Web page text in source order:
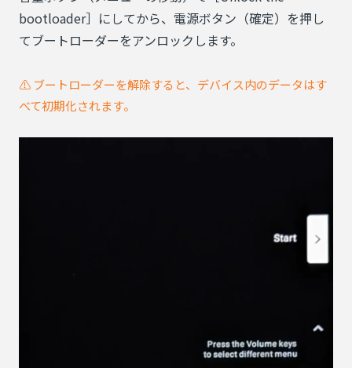
bootloader］にしてから、電源ボタン（確定）を押し
てブートローダーをアンロックします。
⚠️ ブートローダーを解除すると、デバイス内のデータはす
べて初期化されます。